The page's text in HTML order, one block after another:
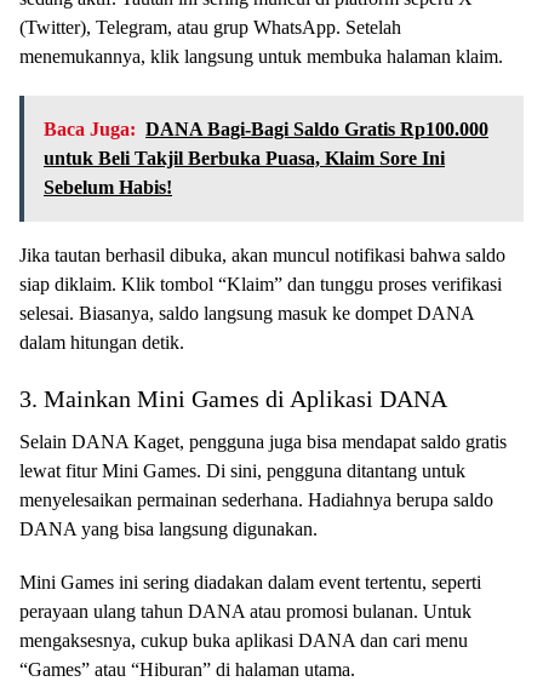
(Twitter), Telegram, atau grup WhatsApp. Setelah
menemukannya, klik langsung untuk membuka halaman klaim.
Baca Juga: DANA Bagi-Bagi Saldo Gratis Rp100.000
untuk Beli Takjil Berbuka Puasa, Klaim Sore Ini
Sebelum Habis!
Jika tautan berhasil dibuka, akan muncul notifikasi bahwa saldo
siap diklaim. Klik tombol “Klaim” dan tunggu proses verifikasi
selesai. Biasanya, saldo langsung masuk ke dompet DANA
dalam hitungan detik.
3. Mainkan Mini Games di Aplikasi DANA
Selain DANA Kaget, pengguna juga bisa mendapat saldo gratis
lewat fitur Mini Games. Di sini, pengguna ditantang untuk
menyelesaikan permainan sederhana. Hadiahnya berupa saldo
DANA yang bisa langsung digunakan.
Mini Games ini sering diadakan dalam event tertentu, seperti
perayaan ulang tahun DANA atau promosi bulanan. Untuk
mengaksesnya, cukup buka aplikasi DANA dan cari menu
“Games” atau “Hiburan” di halaman utama.